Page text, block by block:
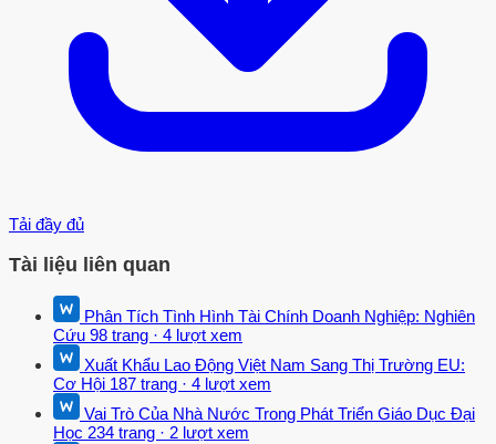
Tải đầy đủ
Tài liệu liên quan
Phân Tích Tình Hình Tài Chính Doanh Nghiệp: Nghiên
Cứu 98 trang · 4 lượt xem
Xuất Khẩu Lao Động Việt Nam Sang Thị Trường EU:
Cơ Hội 187 trang · 4 lượt xem
Vai Trò Của Nhà Nước Trong Phát Triển Giáo Dục Đại
Học 234 trang · 2 lượt xem